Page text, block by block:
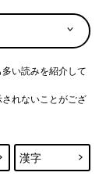
い読みを紹介して
れないことがござ
漢字